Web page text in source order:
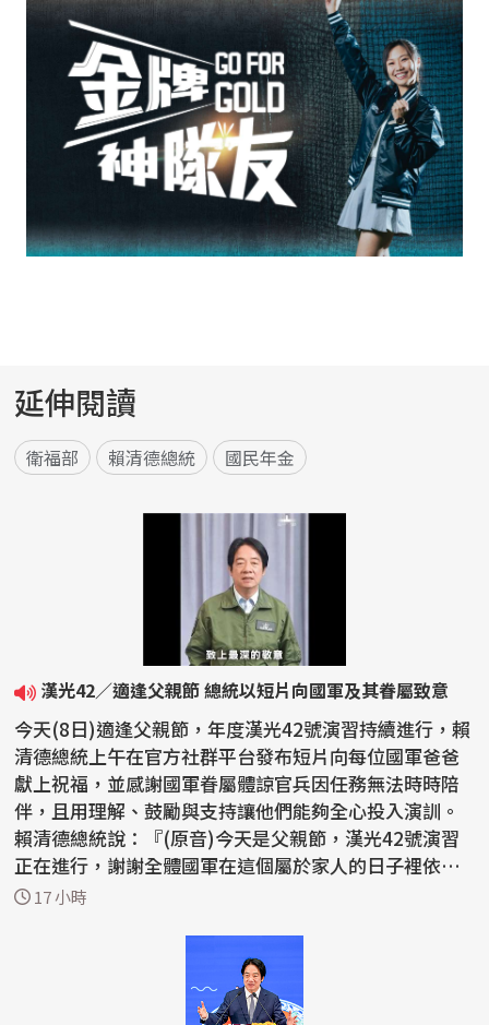
延伸閱讀
衛福部 賴清德總統 國民年金
漢光42／適逢父親節 總統以短片向國軍及其眷屬致意
今天(8日)適逢父親節，年度漢光42號演習持續進行，賴
清德總統上午在官方社群平台發布短片向每位國軍爸爸
獻上祝福，並感謝國軍眷屬體諒官兵因任務無法時時陪
伴，且用理解、鼓勵與支持讓他們能夠全心投入演訓。
賴清德總統說：『(原音)今天是父親節，漢光42號演習
正在進行，謝謝全體國軍在這個屬於家人的日子裡依然
堅守...
17 小時